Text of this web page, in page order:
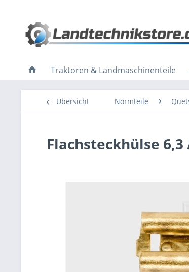
Traktoren & Landmaschinenteile
Übersicht Normteile
Flachsteckhülse